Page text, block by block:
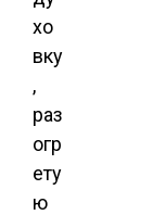
хо
вку
,
раз
огр
ету
ю